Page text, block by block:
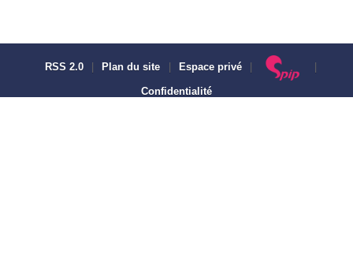
RSS 2.0 Plan du site Espace privé
Confidentialité